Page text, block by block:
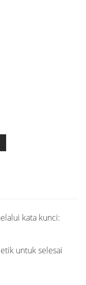
kata kunci:
untuk selesai